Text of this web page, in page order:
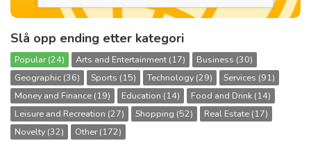
Slå opp ending etter kategori
Popular (24) Arts and Entertainment (17)
Business (30)
Geographic (36)
Sports (15) Technology (29)
Services (91)
Money and Finance (19)
Education (14)
Food and Drink (14)
Leisure and Recreation (27)
Shopping (52)
Real Estate (17)
Novelty (32)
Other (172)